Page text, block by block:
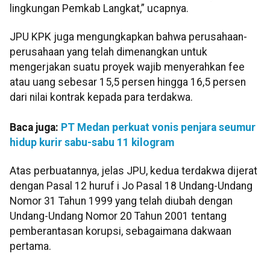
lingkungan Pemkab Langkat,” ucapnya.
JPU KPK juga mengungkapkan bahwa perusahaan-
perusahaan yang telah dimenangkan untuk
mengerjakan suatu proyek wajib menyerahkan fee
atau uang sebesar 15,5 persen hingga 16,5 persen
dari nilai kontrak kepada para terdakwa.
Baca juga: PT Medan perkuat vonis penjara seumur
hidup kurir sabu-sabu 11 kilogram
Atas perbuatannya, jelas JPU, kedua terdakwa dijerat
dengan Pasal 12 huruf i Jo Pasal 18 Undang-Undang
Nomor 31 Tahun 1999 yang telah diubah dengan
Undang-Undang Nomor 20 Tahun 2001 tentang
pemberantasan korupsi, sebagaimana dakwaan
pertama.